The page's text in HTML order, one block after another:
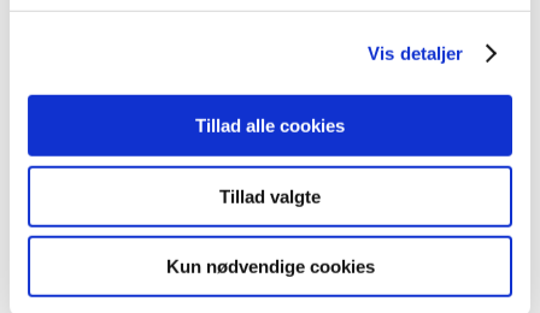
Vis detaljer
Tillad alle cookies
Tillad valgte
Kun nødvendige cookies
covid-19-vaccinerne bliver opdateret forud for…
Sundhedsministeren har aktiveret det
statslige lægemiddelberedskab delvist til den
31. august 2024
Lægemiddelstyrelsen har indstillet, at Indenrigs- og
sundhedsministeren forlænger den delvise aktivering